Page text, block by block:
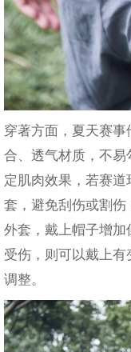
穿著方面，夏天赛
合、透气材质，不
定肌肉效果，若赛
套，避免刮伤或割
外套，戴上帽子增
受伤，则可以戴上
调整。